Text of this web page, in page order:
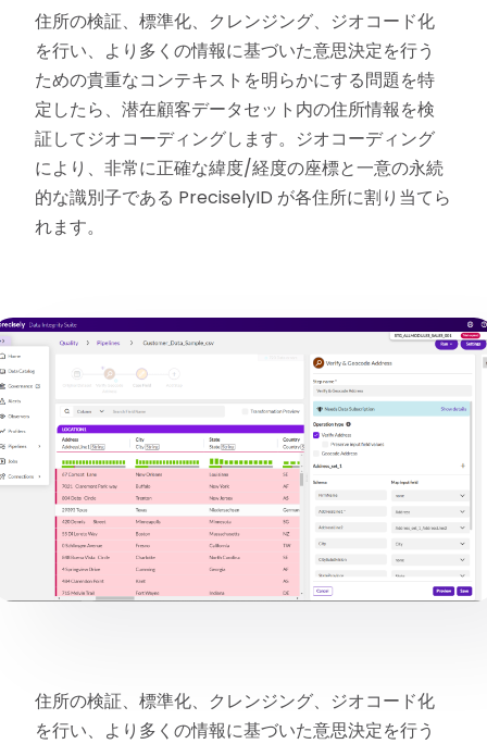
住所の検証、標準化、クレンジング、ジオコード化
を行い、より多くの情報に基づいた意思決定を行う
ための貴重なコンテキストを明らかにする問題を特
定したら、潜在顧客データセット内の住所情報を検
証してジオコーディングします。ジオコーディング
により、非常に正確な緯度/経度の座標と一意の永続
的な識別子である PreciselyID が各住所に割り当てら
れます。
住所の検証、標準化、クレンジング、ジオコード化
を行い、より多くの情報に基づいた意思決定を行う